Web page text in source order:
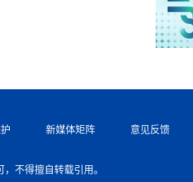
新媒体矩阵 意见反馈
不得擅自转载引用。